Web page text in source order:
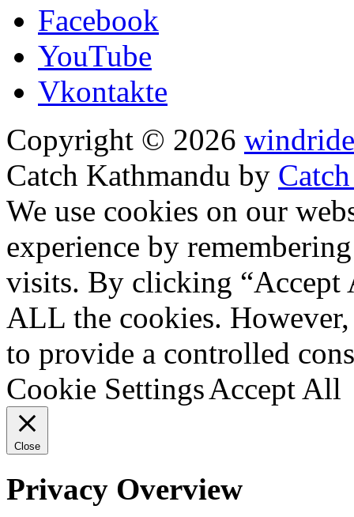
Facebook
YouTube
Vkontakte
Copyright © 2026
Catch Kathmandu by
Прокрутить
вверх
We use cookies on our
experience by
visits. By clicking “Accept
ALL the cookies.
to provide a controlled
Cookie SettingsAccept All
Close
Privacy Overview